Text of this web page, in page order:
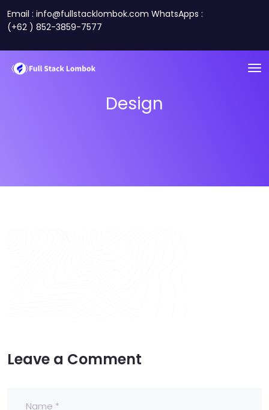
Email : info@fullstacklombok.com WhatsApps :
(+62 ) 852-3859-7577
Design
Leave a Comment